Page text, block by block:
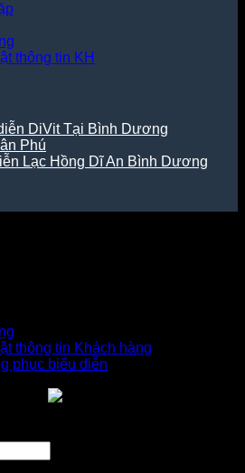
thông tin KH
DiVit Tại Bình Dương
Phú
Lạc Hồng Dĩ An Bình Dương
thông tin Khách hàng
phục biểu diễn